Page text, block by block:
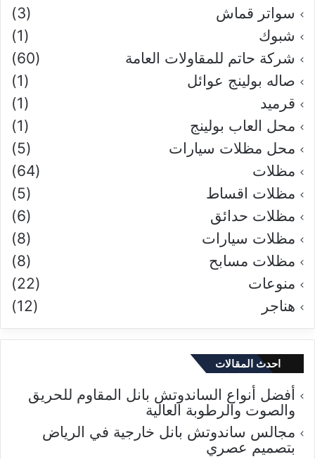
سواتر قماش
(3)
شبوك
(1)
شركة حاتم للمقاولات العامة
(60)
صاله بولينج عوائل
(1)
قرميد
(1)
محل العاب بولينج
(1)
محل مظلات سيارات
(5)
مظلات
(64)
مظلات اقساط
(5)
مظلات حدائق
(6)
مظلات سيارات
(8)
مظلات مسابح
(8)
منوعات
(22)
هناجر
(12)
احدث المقالات
أفضل أنواع الساندوتش بانل المقاوم للحريق
والصوت والرطوبة العالية
مجالس ساندوتش بانل خارجية في الرياض
بتصميم عصري